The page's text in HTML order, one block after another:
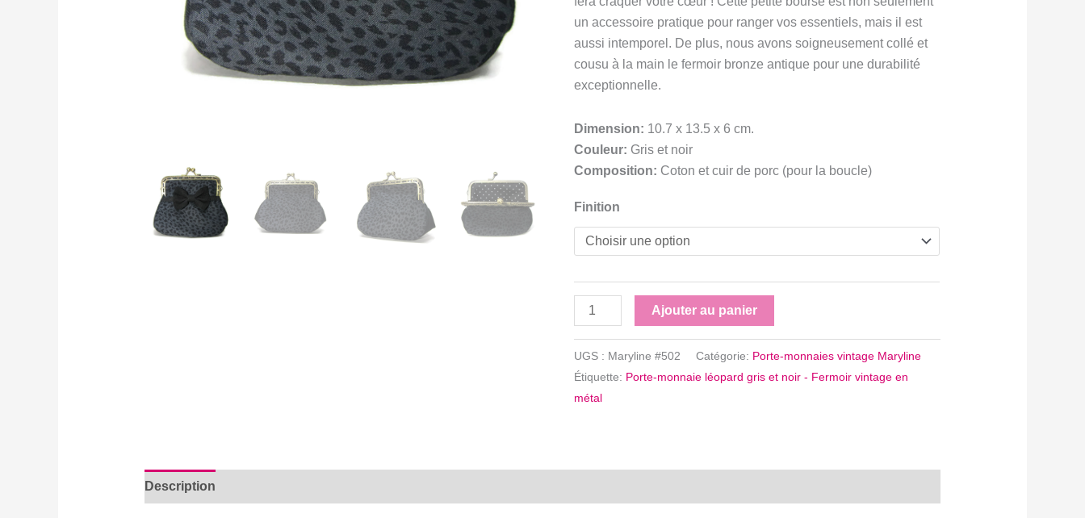
30.00$
à
32.00$
un accessoire pratique pour ranger vos essentiels, mais il est
aussi intemporel. De plus, nous avons soigneusement collé et
cousu à la main le fermoir bronze antique pour une durabilité
exceptionnelle.
Dimension: 10.7 x 13.5 x 6 cm.
Couleur: Gris et noir
Composition: Coton et cuir de porc (pour la boucle)
Finition
quantité
de
monnaie
-
Ajouter au panier
UGS : Maryline #502 Catégorie: Porte-monnaies vintage Maryline
Étiquette: Porte-monnaie léopard gris et noir - Fermoir vintage en
métal
Description